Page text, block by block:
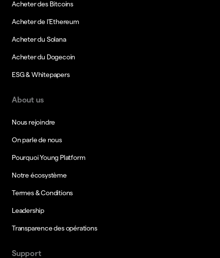
Acheter des Bitcoins
Acheter de l’Ethereum
Acheter du Solana
Acheter du Dogecoin
ESG & Whitepapers
About us
Nous rejoindre
On parle de nous
Pourquoi Young Platform
Notre écosystème
Termes & Conditions
Leadership
Transparence des opérations
Support